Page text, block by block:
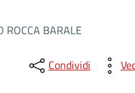
ROCCA BARALE
Condividi